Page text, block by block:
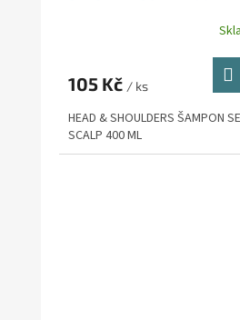
105 Kč / ks
HEAD & SHOULDERS ŠAMPON
SCALP 400 ML